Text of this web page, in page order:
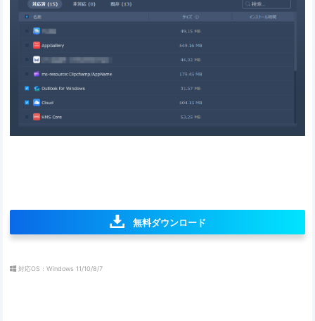
無料ダウンロード
対応OS：Windows 11/10/8/7